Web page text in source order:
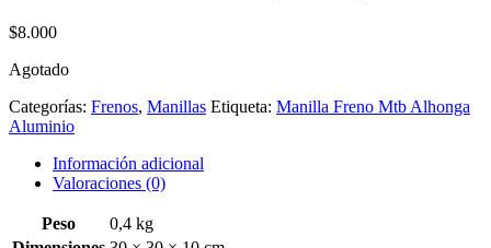
$8.000
Agotado
Categorías: Frenos, Manillas Etiqueta: Manilla Freno Mtb Alhonga
Aluminio
Información adicional
Valoraciones (0)
Peso
0,4 kg